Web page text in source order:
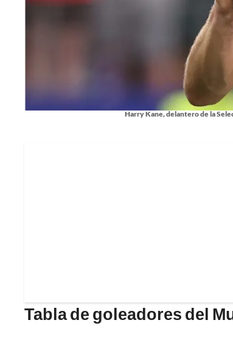
Harry Kane, delantero de la
Tabla de goleadores del